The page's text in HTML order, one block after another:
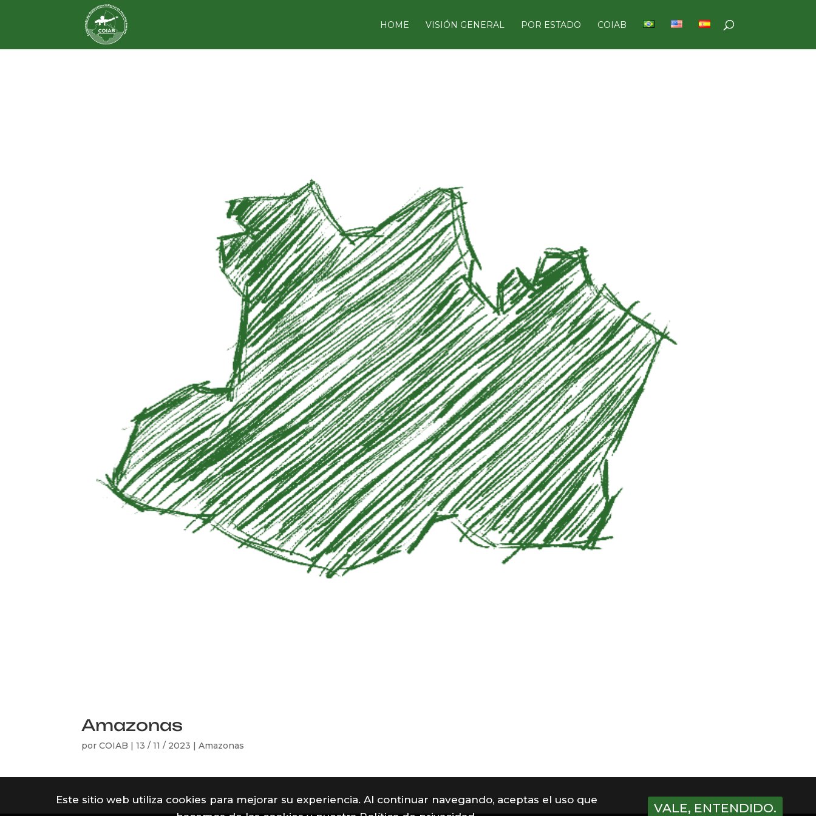
HOME VISIÓN GENERAL POR ESTADO COIAB
Amazonas
porCOIAB |13 / 11 / 2023 |Amazonas
Este sitio web utiliza cookies para mejorar su experiencia. Al continuar navegando, aceptas el uso que
VALE, ENTENDIDO.